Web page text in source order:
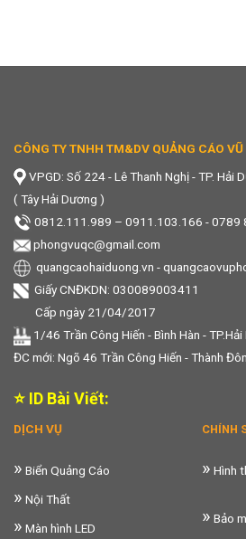
CÔNG TY TNHH TM&DV QUẢNG CÁO
VPGD: Số 224 - Lê Thanh Nghị - TP. Hải
( Tây Hải Dương )
0812.111.989 – 0911.103.166 - 0789
phongvuqc@gmail.com
quangcaohaiduong.vn -
Giấy CNĐKDN: 030089003411
Cấp ngày 21/04/2017
1/46 Trần Công Hiến - Bình Hàn -
ĐC mới: Ngõ 46 Trần Công Hiến - Thành
⭐ ID Bài Viết:
DỊCH VỤ
» Biển Quảng Cáo
» Nội Thất
» Màn hình LED
CHÍNH
» Hình
» Bảo